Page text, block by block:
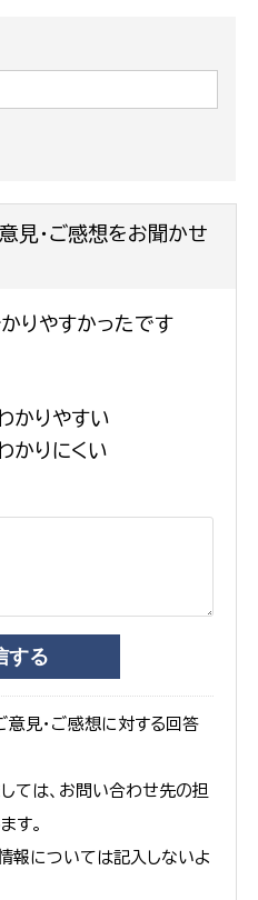
見・ご感想をお聞かせ
りやすかったです
かりやすい
かりにくい
見・ご感想に対する回答
ては、お問い合わせ先の担
す。
報については記入しないよ